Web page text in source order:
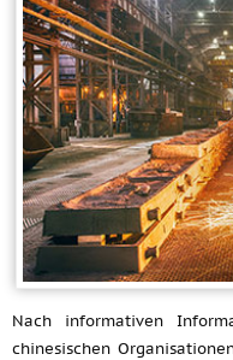
Nach informativen
chinesischen